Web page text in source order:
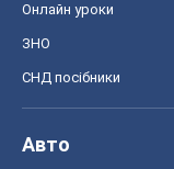
Онлайн уроки
ЗНО
СНД посібники
Авто